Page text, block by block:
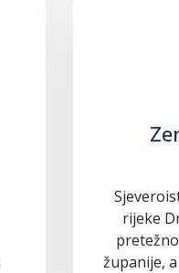
rijeke
županije,